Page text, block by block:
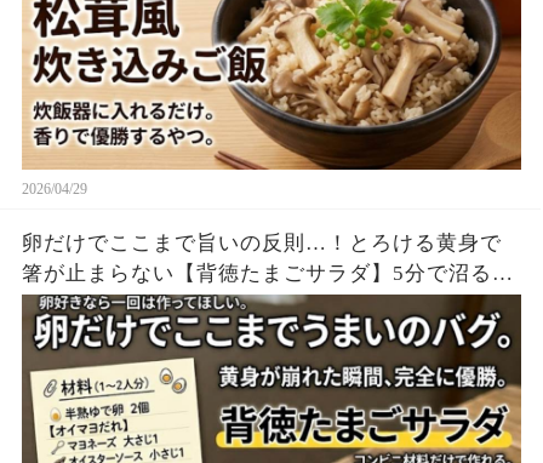
2026/04/29
卵だけでここまで旨いの反則…！とろける黄身で
箸が止まらない【背徳たまごサラダ】5分で沼る神
レシピ